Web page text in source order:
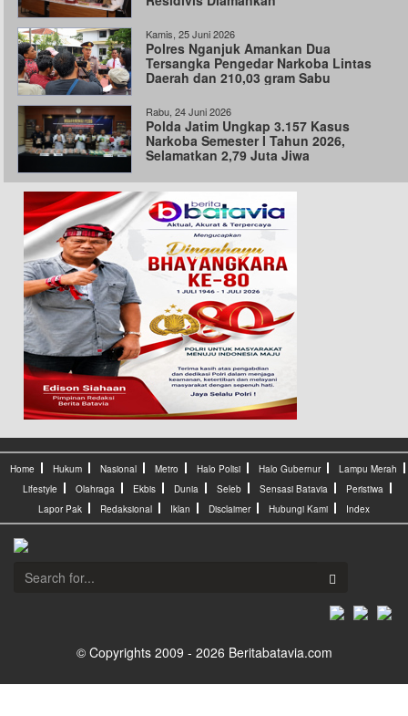
Kamis, 25 Juni 2026
Polres Nganjuk Amankan Dua
Tersangka Pengedar Narkoba Lintas
Daerah dan 210,03 gram Sabu
Rabu, 24 Juni 2026
Polda Jatim Ungkap 3.157 Kasus
Narkoba Semester I Tahun 2026,
Selamatkan 2,79 Juta Jiwa
Home Hukum Nasional Metro Halo Polisi Halo Gubernur
Lampu Merah
Lifestyle
Olahraga Ekbis Dunia Seleb Sensasi Batavia
Peristiwa
Lapor Pak
Redaksional Iklan Disclaimer Hubungi Kami Index
© Copyrights 2009 - 2026 Beritabatavia.com